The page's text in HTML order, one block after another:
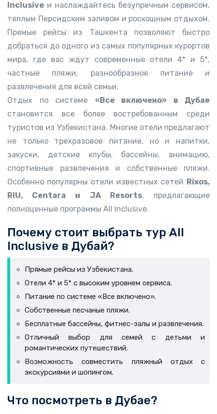
Inclusive и наслаждайтесь безупречным сервисом,
теплым Персидским заливом и роскошным отдыхом.
Прямые рейсы из Ташкента позволяют быстро
добраться до одного из самых популярных курортов
мира, где вас ждут современные отели 4* и 5*,
частные пляжи, разнообразное питание и
развлечения для всей семьи.
Отдых по системе «Все включено» в Дубае
становится все более востребованным среди
туристов из Узбекистана. Многие отели предлагают
не только трехразовое питание, но и напитки,
закуски, детские клубы, бассейны, анимацию,
спортивные развлечения и собственные пляжи.
Особенно популярны отели известных сетей Rixos,
RIU, Centara и JA Resorts, предлагающие
полноценные программы All Inclusive.
Почему стоит выбрать тур All
Inclusive в Дубай?
Прямые рейсы из Узбекистана.
Отели 4* и 5* с высоким уровнем сервиса.
Питание по системе «Все включено».
Собственные песчаные пляжи.
Бесплатные бассейны, фитнес-залы и развлечения.
Отличный выбор для семей с детьми и
романтических путешествий.
Возможность совместить пляжный отдых с
экскурсиями и шопингом.
Что посмотреть в Дубае?